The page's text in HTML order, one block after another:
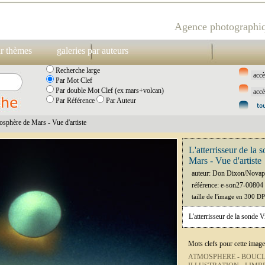
Agence
thèmes galeries par auteurs
Recherche large
Par Mot Clef
Par double Mot Clef (ex mars+volcan)
Par Référence
Par Auteur
de Mars - Vue d'artiste
L'atterrisseur de la
Mars - Vue d'artiste
auteur: Don Dixon/
référence: e-son27-00804
taille de l'image en 300
L'atterrisseur de la sonde
Mots clefs pour cette
ATMOSPHERE -